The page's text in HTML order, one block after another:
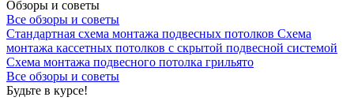
Обзоры и советы
Все обзоры и советы
Стандартная схема монтажа подвесных потолков Схема
монтажа кассетных потолков с скрытой подвесной системой
Схема монтажа подвесного потолка грильято
Все обзоры и советы
Будьте в курсе!